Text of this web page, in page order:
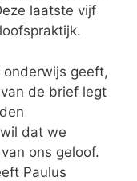
laatste vijf
onderwijs geeft,
de brief legt
dat we
ons geloof.
Paulus